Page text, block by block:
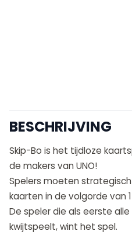
BESCHRIJVING
Skip-Bo is het tijdloze
de makers van UNO!
Spelers moeten
kaarten in de volgorde van
De speler die als eerste
kwijtspeelt, wint het spel.